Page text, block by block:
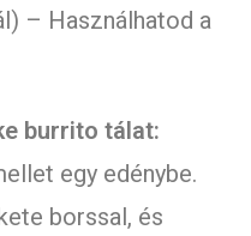
– Használhatod a
burrito tálat:
egy edénybe.
borssal, és